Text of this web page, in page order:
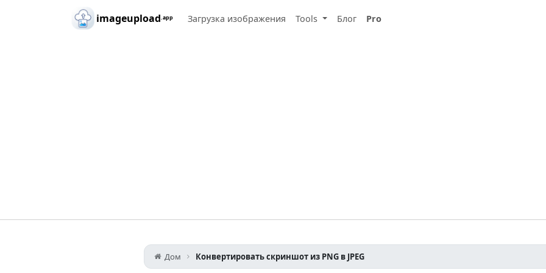
Skip to main content
imageupload.app Загрузка изображения Tools Блог Pro
Дом Конвертировать скриншот из PNG в JPEG